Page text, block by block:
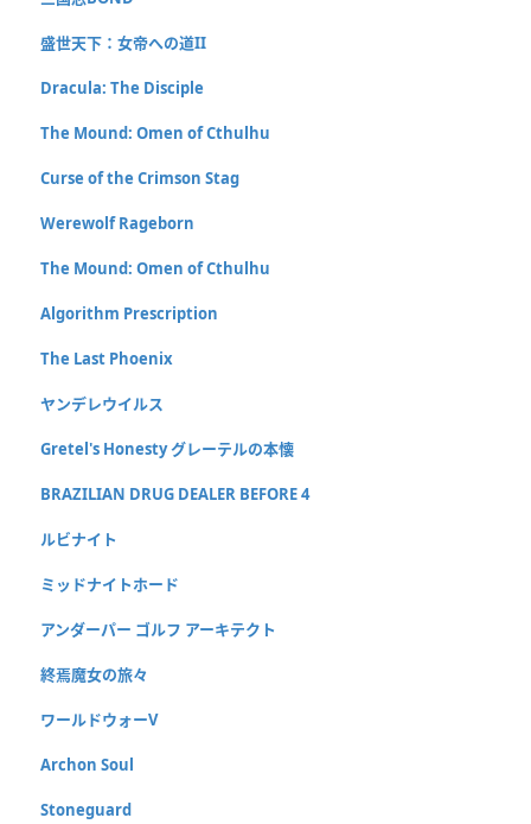
盛世天下：女帝への道II
Dracula: The Disciple
The Mound: Omen of Cthulhu
Curse of the Crimson Stag
Werewolf Rageborn
The Mound: Omen of Cthulhu
Algorithm Prescription
The Last Phoenix
ヤンデレウイルス
Gretel's Honesty グレーテルの本懐
BRAZILIAN DRUG DEALER BEFORE 4
ルビナイト
ミッドナイトホード
アンダーパー ゴルフ アーキテクト
終焉魔女の旅々
ワールドウォーV
Archon Soul
Stoneguard